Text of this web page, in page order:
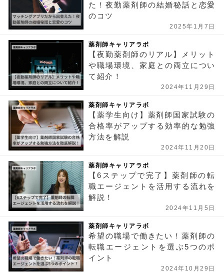
た！夜勤薬剤師の結婚秘話と恋愛
のコツ
2025年1月7日
薬剤師キャリアラボ
【夜勤薬剤師のリアル】メリット
や職場環境、家庭との両立につい
て紹介！
2024年11月29日
薬剤師キャリアラボ
【薬学生向け】薬剤師国家試験の
合格率がアップする効率的な勉強
方法を解説
2024年11月20日
薬剤師キャリアラボ
【6ステップで完了】薬剤師の転
職エージェントを活用する流れを
解説！
2024年11月5日
薬剤師キャリアラボ
希望の職場で働きたい！薬剤師の
転職エージェントを選ぶ5つのポ
イント
2024年10月29日